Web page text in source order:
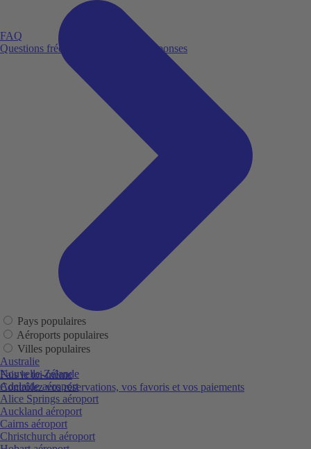
FAQ
Questions fréquemment posées et réponses
Fais le toi-même
Contrôlez vos réservations, vos favoris et vos paiements
Pays populaires
Aéroports populaires
Villes populaires
Australie
Nouvelle-Zélande
Adelaide aéroport
Alice Springs aéroport
Auckland aéroport
Cairns aéroport
Christchurch aéroport